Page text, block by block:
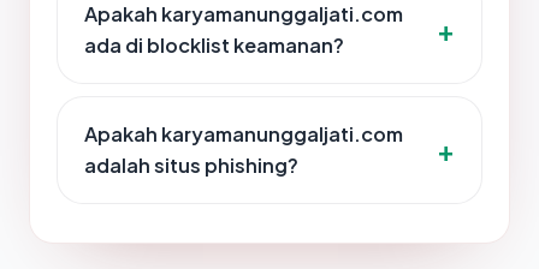
Apakah karyamanunggaljati.com
ada di blocklist keamanan?
Apakah karyamanunggaljati.com
adalah situs phishing?